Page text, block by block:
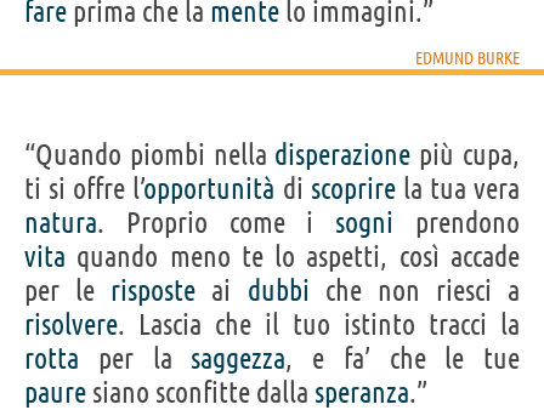
fare prima che la mente lo immagini.”
EDMUND BURKE
“Quando piombi nella disperazione più cupa,
ti si offre l’opportunità di scoprirela tua vera
natura. Proprio come i sogni prendono
vita quando meno te lo aspetti, così accade
per le risposte ai dubbi che non riesci a
risolvere. Lascia che il tuo istinto tracci la
rotta per la saggezza, e fa’ che le tue
paure siano sconfitte dalla speranza.”